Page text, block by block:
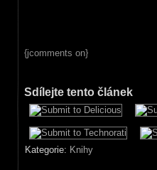
{jcomments on}
Sdílejte tento článek
Kategorie: Knihy